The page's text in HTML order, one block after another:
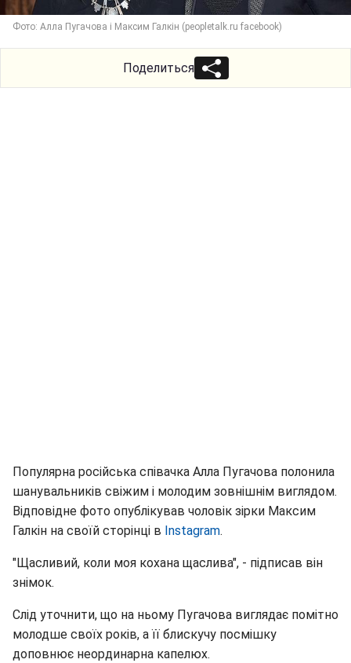
Фото: Алла Пугачова і Максим Галкін (peopletalk.ru facebook)
Поделиться
Популярна російська співачка Алла Пугачова полонила
шанувальників свіжим і молодим зовнішнім виглядом.
Відповідне фото опублікував чоловік зірки Максим
Галкін на своїй сторінці в Instagram.
"Щасливий, коли моя кохана щаслива", - підписав він
знімок.
Слід уточнити, що на ньому Пугачова виглядає помітно
молодше своїх років, а її блискучу посмішку
доповнює неординарна капелюх.